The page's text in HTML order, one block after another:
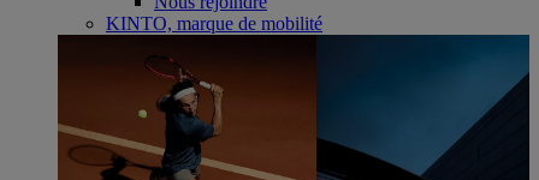
KINTO, marque de mobilité